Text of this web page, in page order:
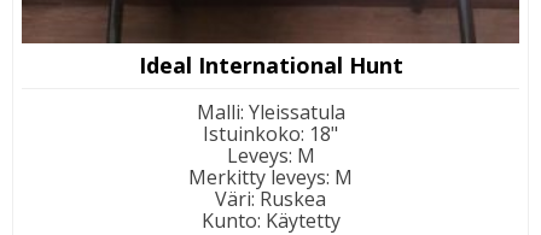
Ideal International Hunt
Malli: Yleissatula
Istuinkoko: 18"
Leveys: M
Merkitty leveys: M
Väri: Ruskea
Kunto: Käytetty